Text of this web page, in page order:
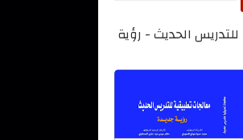
الحديث - رؤية